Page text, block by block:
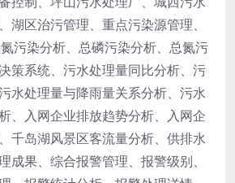
湖区治污管理、重点污染源管理、
污染分析、总磷污染分析、总氮污
策系统、污水处理量同比分析、污
水处理量与降雨量关系分析、污水
、入网企业排放趋势分析、入网企
千岛湖风景区客流量分析、供排水
成果、综合报警管理、报警级别、